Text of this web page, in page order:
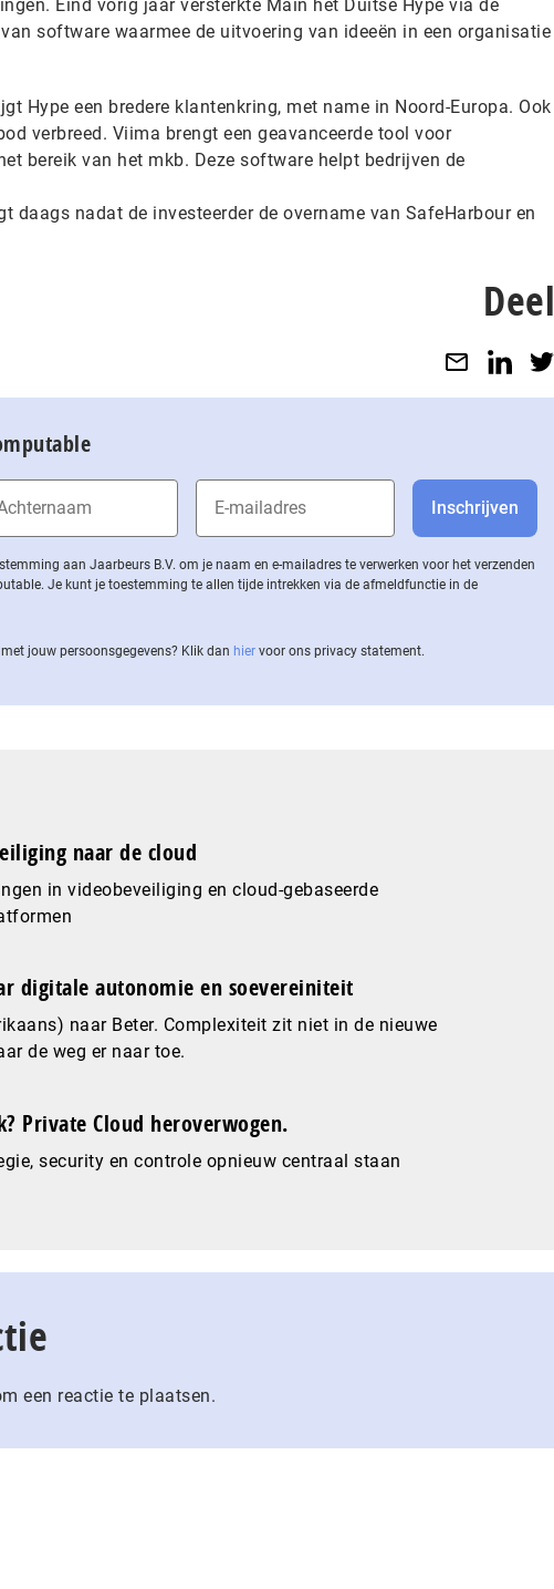
Eind vorig jaar versterkte Main het Duitse Hype via de
software waarmee de uitvoering van ideeën in een organisatie
Hype een bredere klantenkring, met name in Noord-Europa. Ook
verbreed. Viima brengt een geavanceerde tool voor
bereik van het mkb. Deze software helpt bedrijven de
daags nadat de investeerder de overname van SafeHarbour en
Deel
aan Jaarbeurs B.V. om je naam en e-mailadres te verwerken voor het verzenden
Je kunt je toestemming te allen tijde intrekken via de af­meld­func­tie in de
jouw per­soons­ge­ge­vens? Klik dan hier voor ons privacy statement.
naar de cloud
in videobeveiliging en cloud-gebaseerde
digitale autonomie en soevereiniteit
naar Beter. Complexiteit zit niet in de nieuwe
de weg er naar toe.
Private Cloud heroverwogen.
security en controle opnieuw centraal staan
een reactie te plaatsen.